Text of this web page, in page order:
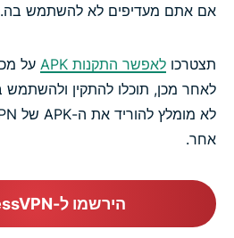
אם אתם מעדיפים לא להשתמש בה.
תצטרכו לאפשר התקנות APK
אחר.
הירשמו ל-ExpressVPN